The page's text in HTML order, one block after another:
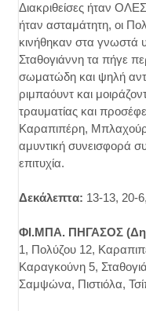
Διακριθείσες ήταν
ήταν ασταμάτητη, οι
κινήθηκαν στα γνωστά
Σταθογιάννη τα πήγε
σωματώδη και ψηλή
ριμπαόυντ και
τραυματίας και
Καραπιπέρη,
αμυντική συνεισφορά
επιτυχία.
Δεκάλεπτα: 13-13, 20-
ΦΙ.ΜΠΑ. ΠΗΓΑΣΟΣ
1, Πολύζου 12,
Καραγκούνη 5,
Σαμψώνα, Πιστιόλα,